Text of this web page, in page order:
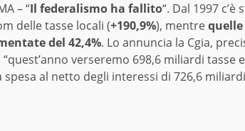
– “Il federalismo ha fallito“. Dal 1997
delle tasse locali (+190,9%), mentre
del 42,4%. Lo annuncia la Cgia,
“quest’anno verseremo 698,6 miliardi
spesa al netto degli interessi di 726,6